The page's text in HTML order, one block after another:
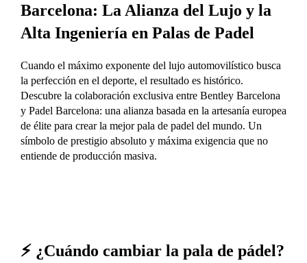
Barcelona: La Alianza del Lujo y la
Alta Ingeniería en Palas de Padel
Cuando el máximo exponente del lujo automovilístico busca
la perfección en el deporte, el resultado es histórico.
Descubre la colaboración exclusiva entre Bentley Barcelona
y Padel Barcelona: una alianza basada en la artesanía europea
de élite para crear la mejor pala de padel del mundo. Un
símbolo de prestigio absoluto y máxima exigencia que no
entiende de producción masiva.
⚡ ¿Cuándo cambiar la pala de pádel?